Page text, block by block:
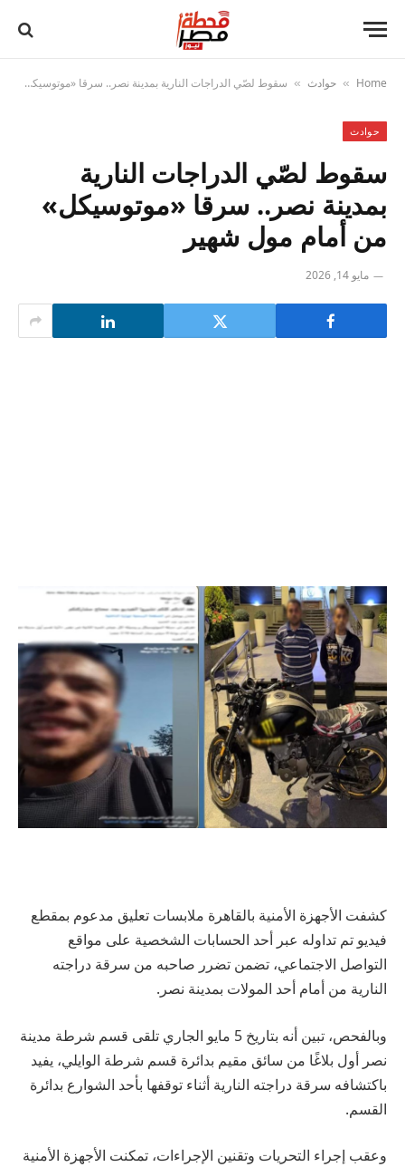
Home
» حوادث » سقوط لصّي الدراجات النارية بمدينة نصر.. سرقا «موتوسيكل» من أمام مول شهير
حوادث
سقوط لصّي الدراجات النارية
بمدينة نصر.. سرقا «موتوسيكل»
من أمام مول شهير
مايو 14, 2026
كشفت الأجهزة الأمنية بالقاهرة ملابسات تعليق مدعوم بمقطع
فيديو تم تداوله عبر أحد الحسابات الشخصية على مواقع
التواصل الاجتماعي، تضمن تضرر صاحبه من سرقة دراجته
النارية من أمام أحد المولات بمدينة نصر.
وبالفحص، تبين أنه بتاريخ 5 مايو الجاري تلقى قسم شرطة مدينة
نصر أول بلاغًا من سائق مقيم بدائرة قسم شرطة الوايلي، يفيد
باكتشافه سرقة دراجته النارية أثناء توقفها بأحد الشوارع بدائرة
القسم.
وعقب إجراء التحريات وتقنين الإجراءات، تمكنت الأجهزة الأمنية